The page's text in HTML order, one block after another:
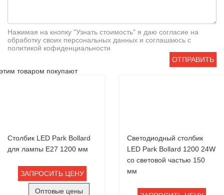
Нажимая на кнопку "Узнать стоимость" я даю согласие на
обработку своих персональных данных и соглашаюсь с
политикой кофиденциальности
ОТПРАВИТЬ
товаром покупают
Столбик LED Park Bollard
для лампы Е27 1200 мм
ЗАПРОСИТЬ ЦЕНУ
Оптовые цены
Светодиодный столбик
LED Park Bollard 1200 24W
со световой частью 150
мм